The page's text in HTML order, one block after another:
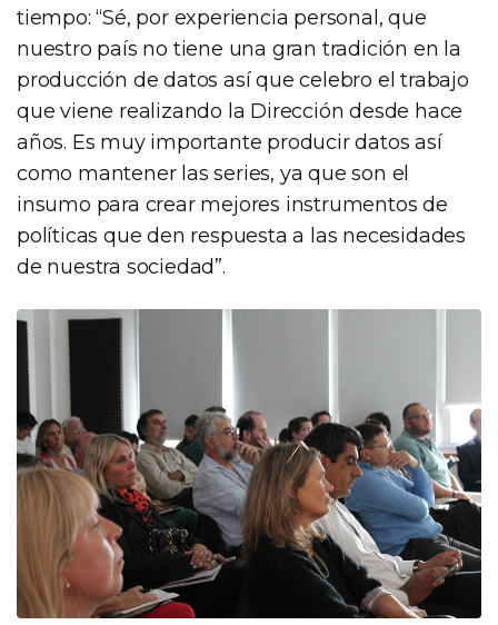
tiempo: “Sé, por experiencia personal, que
nuestro país no tiene una gran tradición en la
producción de datos así que celebro el trabajo
que viene realizando la Dirección desde hace
años. Es muy importante producir datos así
como mantener las series, ya que son el
insumo para crear mejores instrumentos de
políticas que den respuesta a las necesidades
de nuestra sociedad”.